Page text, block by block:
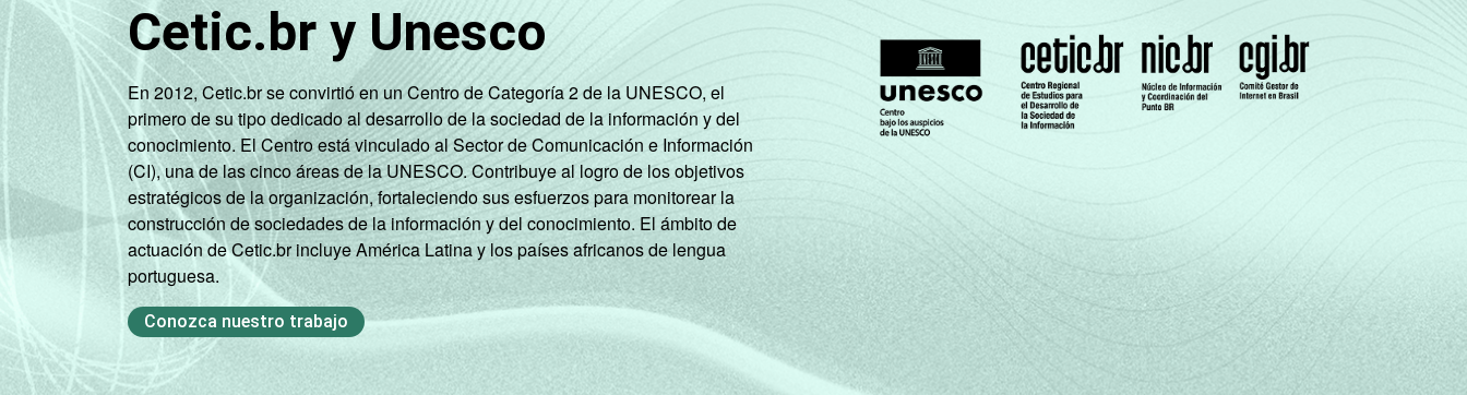
Cetic.br y Unesco
En 2012, Cetic.br se convirtió en un Centro de Categoría 2 de la UNESCO, el
primero de su tipo dedicado al desarrollo de la sociedad de la información y del
conocimiento. El Centro está vinculado al Sector de Comunicación e Información
(CI), una de las cinco áreas de la UNESCO. Contribuye al logro de los objetivos
estratégicos de la organización, fortaleciendo sus esfuerzos para monitorear la
construcción de sociedades de la información y del conocimiento. El ámbito de
actuación de Cetic.br incluye América Latina y los países africanos de lengua
portuguesa.
Conozca nuestro trabajo